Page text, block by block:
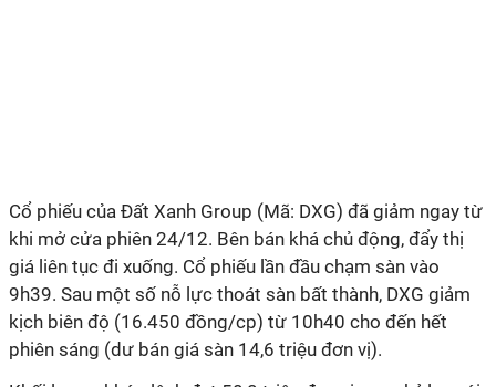
Cổ phiếu của Đất Xanh Group (Mã: DXG) đã giảm ngay từ
khi mở cửa phiên 24/12. Bên bán khá chủ động, đẩy thị
giá liên tục đi xuống. Cổ phiếu lần đầu chạm sàn vào
9h39. Sau một số nỗ lực thoát sàn bất thành, DXG giảm
kịch biên độ (16.450 đồng/cp) từ 10h40 cho đến hết
phiên sáng (dư bán giá sàn 14,6 triệu đơn vị).